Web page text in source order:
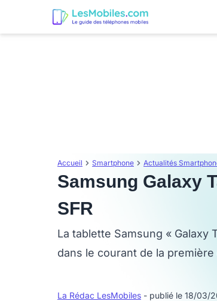
Accueil Smartphone Actualités
Samsung Galaxy
SFR
La tablette Samsung « Galaxy
dans le courant de la
La Rédac LesMobiles - publié le 18/03/